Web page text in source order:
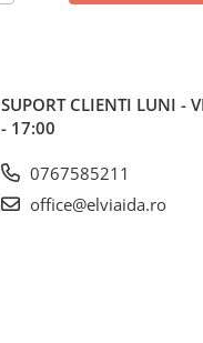
SUPORT CLIENTI LUNI -
- 17:00
0767585211
office@elviaida.ro